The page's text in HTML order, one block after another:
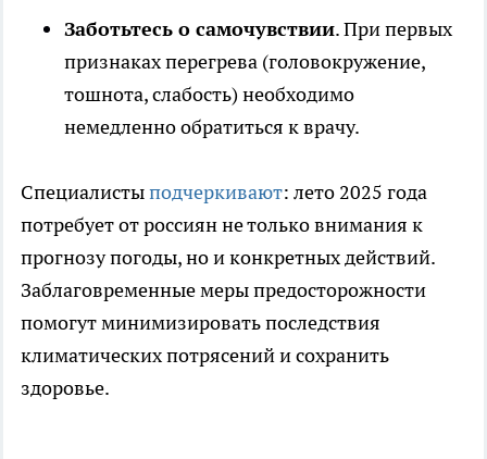
Заботьтесь о самочувствии. При первых
признаках перегрева (головокружение,
тошнота, слабость) необходимо
немедленно обратиться к врачу.
Специалистыподчеркивают: лето 2025 года
потребует от россиян не только внимания к
прогнозу погоды, но и конкретных действий.
Заблаговременные меры предосторожности
помогут минимизировать последствия
климатических потрясений и сохранить
здоровье.